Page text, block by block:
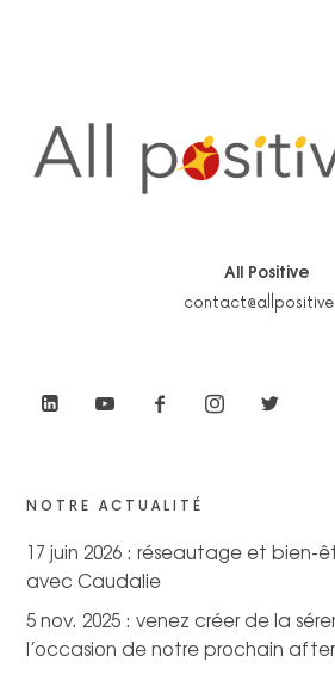
All Positive
NOTRE ACTUALITÉ
17 juin 2026 : réseautage et bien-
avec Caudalie
5 nov. 2025 : venez créer de la
l’occasion de notre prochain